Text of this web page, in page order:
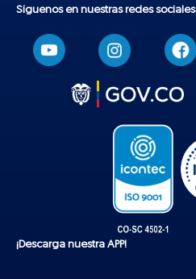
Síguenos en nuestras redes sociales
¡Descarga nuestra APP!